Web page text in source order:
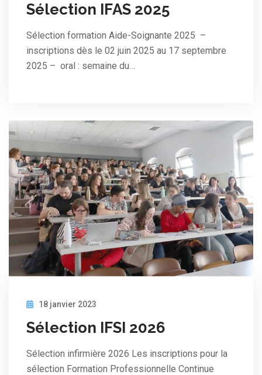
Sélection IFAS 2025
Sélection formation Aide-Soignante 2025 –
inscriptions dès le 02 juin 2025 au 17 septembre
2025 – oral : semaine du…
18 janvier 2023
Sélection IFSI 2026
Sélection infirmière 2026 Les inscriptions pour la
sélection Formation Professionnelle Continue